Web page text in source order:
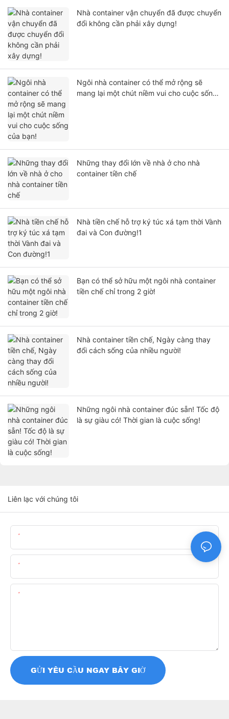
Nhà container vận chuyển đã được chuyển
đổi không cần phải xây dựng!
Ngôi nhà container có thể mở rộng sẽ
mang lại một chút niềm vui cho cuộc sống
Những thay đổi lớn về nhà ở cho nhà
container tiền chế
Nhà tiền chế hỗ trợ ký túc xá tạm thời Vành
đai và Con đường!1
Bạn có thể sở hữu một ngôi nhà container
tiền chế chỉ trong 2 giờ!
Nhà container tiền chế, Ngày càng thay
đổi cách sống của nhiều người!
Những ngôi nhà container đúc sẵn! Tốc độ
là sự giàu có! Thời gian là cuộc sống!
Liên lạc với chúng tôi
GỬI YÊU CẦU NGAY BÂY GIỜ